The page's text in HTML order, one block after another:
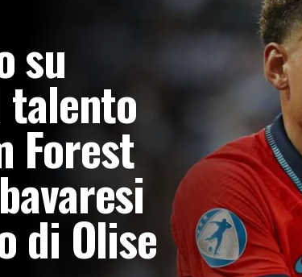
su
talento
Forest
di Olise